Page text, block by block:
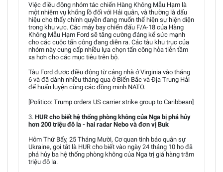
Việc điều động nhóm tác chiến Hàng Không Mẫu Hạm là
một nhiệm vụ khổng lồ đối với Hải quân, và thường là dấu
hiệu cho thấy chính quyền đang muốn thể hiện sự hiện diện
trong khu vực. Các máy bay chiến đấu F/A-18 của Hàng
Không Mẫu Hạm Ford sẽ tăng cường đáng kể sức mạnh
cho các cuộc tấn công đang diễn ra. Các tàu khu trục của
nhóm này cung cấp nhiều lựa chọn tấn công hỏa tiễn tầm
xa hơn cho các mục tiêu trên bộ.
Tàu Ford được điều động từ cảng nhà ở Virginia vào tháng
6 và đã dành nhiều tháng qua ở Biển Bắc và Địa Trung Hải
để huấn luyện cùng các đồng minh NATO.
[Politico: Trump orders US carrier strike group to Caribbean]
3. HUR cho biết hệ thống phòng không của Nga bị phá hủy
hơn 200 triệu đô la - hai radar Nebo và đơn vị Buk
Hôm Thứ Bẩy, 25 Tháng Mười, Cơ quan tình báo quân sự
Ukraine, gọi tắt là HUR cho biết vào ngày 24 tháng 10 họ đã
phá hủy ba hệ thống phòng không của Nga trị giá hàng trăm
triệu đô la.